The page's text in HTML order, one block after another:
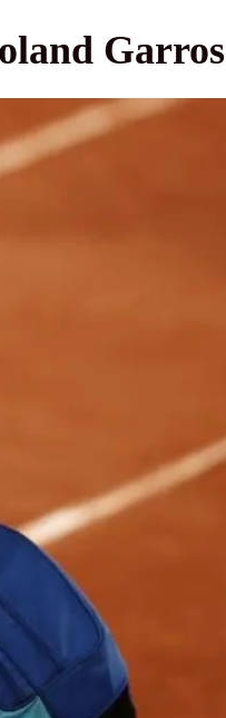
Garros